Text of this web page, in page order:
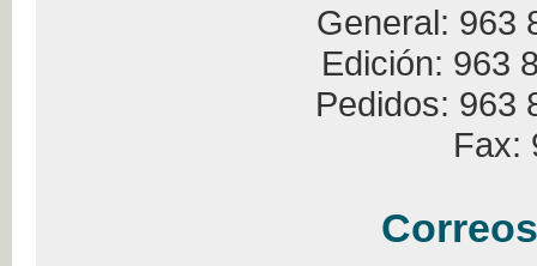
General: 963
Edición: 963
Pedidos: 963
Fax: